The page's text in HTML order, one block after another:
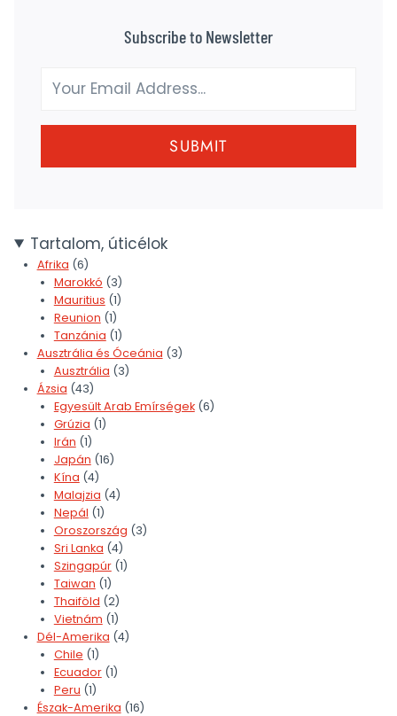
Subscribe to Newsletter
SUBMIT
Tartalom, úticélok
Afrika (6)
Marokkó (3)
Mauritius (1)
Reunion (1)
Tanzánia (1)
Ausztrália és Óceánia (3)
Ausztrália (3)
Ázsia (43)
Egyesült Arab Emírségek(6)
Grúzia (1)
Irán (1)
Japán (16)
Kína (4)
Malajzia (4)
Nepál (1)
Oroszország (3)
Sri Lanka (4)
Szingapúr(1)
Taiwan (1)
Thaiföld (2)
Vietnám (1)
Dél-Amerika (4)
Chile (1)
Ecuador(1)
Peru (1)
Észak-Amerika (16)